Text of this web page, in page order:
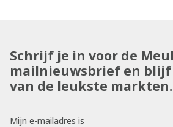
Schrijf je in voor de
mailnieuwsbrief en blijf
van de leukste markten.
Mijn e-mailadres is